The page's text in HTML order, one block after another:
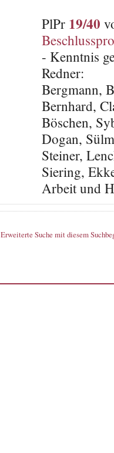
PlPr 19/40
- Kenntnis
Redner:
Bergmann,
Bernhard,
Böschen,
Dogan,
Steiner,
Siering,
Arbeit und
Erweiterte Suche mit diesem